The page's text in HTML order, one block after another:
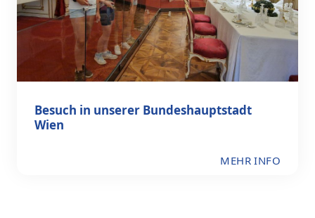
Besuch in unserer Bundeshauptstadt
Wien
MEHR INFO